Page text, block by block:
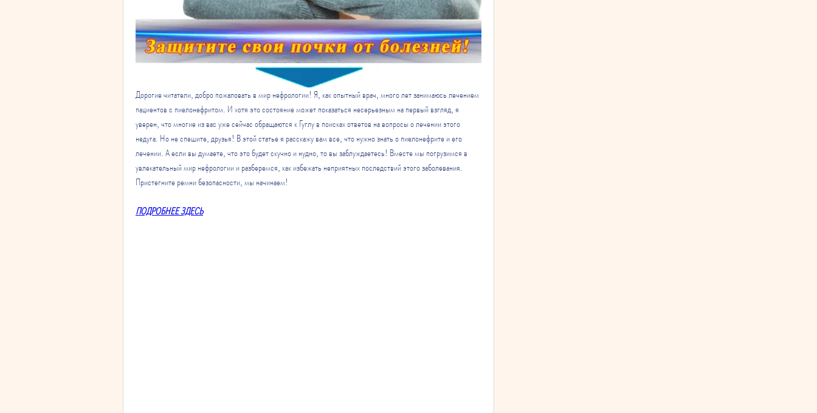
Дорогие читатели, добро пожаловать в мир нефрологии! Я, как опытный врач, много лет занимаюсь лечением
пациентов с пиелонефритом. И хотя это состояние может показаться несерьезным на первый взгляд, я
уверен, что многие из вас уже сейчас обращаются к Гуглу в поисках ответов на вопросы о лечении этого
недуга. Но не спешите, друзья! В этой статье я расскажу вам все, что нужно знать о пиелонефрите и его
лечении. А если вы думаете, что это будет скучно и нудно, то вы заблуждаетесь! Вместе мы погрузимся в
увлекательный мир нефрологии и разберемся, как избежать неприятных последствий этого заболевания.
Пристегните ремни безопасности, мы начинаем!
ПОДРОБНЕЕ ЗДЕСЬ